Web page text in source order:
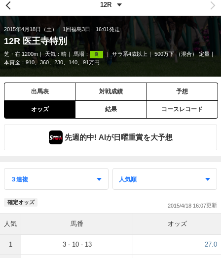
2015年4月18日（土） 1回福島3日 16:01発走
12R 医王寺特別
芝・右 1200m 天気： 晴 馬場： 良 サラ系4歳以上
500万下 （混合） 定量
本賞金：910、360、230、140、91万円
出馬表 対戦成績 予想
オッズ 結果 コースレコード
先週的中! AIが日曜重賞を大予想
確定オッズ
2015/4/18 16:07
人気 馬番 オッズ
1 3 - 10 - 13 27.0